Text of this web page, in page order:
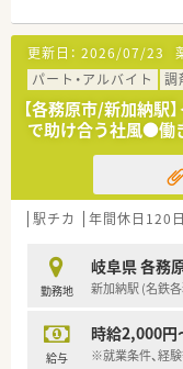
更新日： 2026/07/23
パート・アルバイト
調
【各務原市/新加納駅
で助け合う社風●働
駅チカ 年間休日120
勤務地
岐阜県 各務
新加納駅 (名鉄
給与
時給2,000円
※就業条件、経験